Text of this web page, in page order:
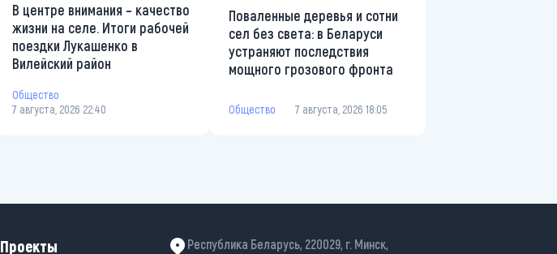
В центре внимания – качество
жизни на селе. Итоги рабочей
поездки Лукашенко в
Вилейский район
Общество
7 августа, 2026 22:40
Поваленные деревья и сотни
сел без света: в Беларуси
устраняют последствия
мощного грозового фронта
Общество 7 августа, 2026 18:05
Проекты
Республика Беларусь, 220029, г. Минск,